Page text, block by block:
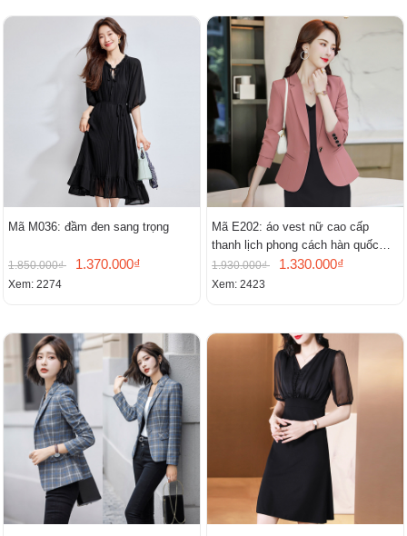
Mã M036: đầm đen sang trọng
1.850.000₫ 1.370.000₫
Xem: 2274
Mã E202: áo vest nữ cao cấp
thanh lịch phong cách hàn quốc
mới
1.930.000₫ 1.330.000₫
Xem: 2423